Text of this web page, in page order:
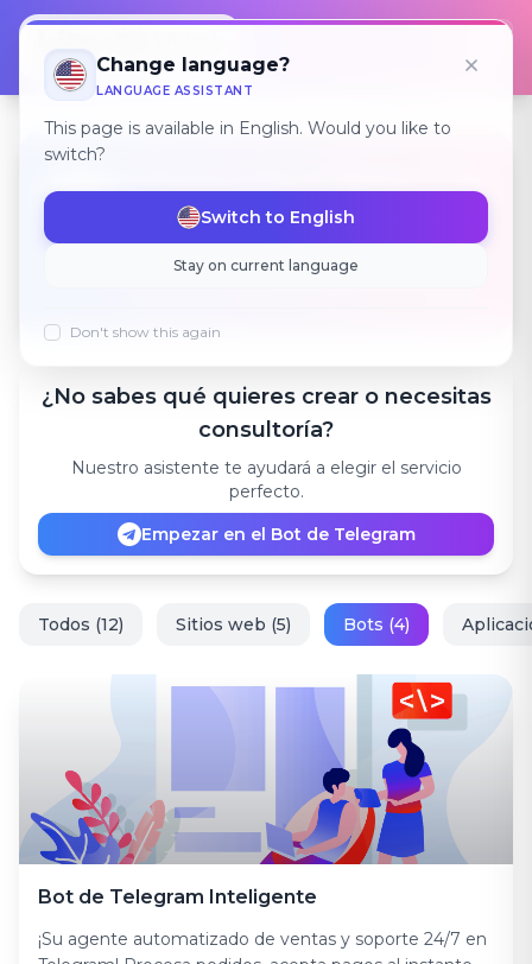
💻 ¡Crea tu éxito digital con
nosotros!
Soluciones individuales para tu negocio
¿No sabes qué quieres crear o necesitas
consultoría?
Nuestro asistente te ayudará a elegir el servicio
perfecto.
Empezar en el Bot de Telegram
Todos (12) Sitios web (5) Bots (4)
Bot de Telegram Inteligente
¡Su agente automatizado de ventas y soporte 24/7 en
Change language?
LANGUAGE ASSISTANT
This page is available in English. Would you like to
switch?
Switch to English
Stay on current language
Don't show this again